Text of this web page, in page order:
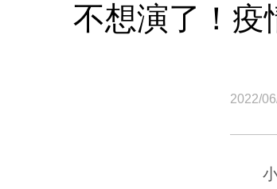
不想演了！疫
2022/
小